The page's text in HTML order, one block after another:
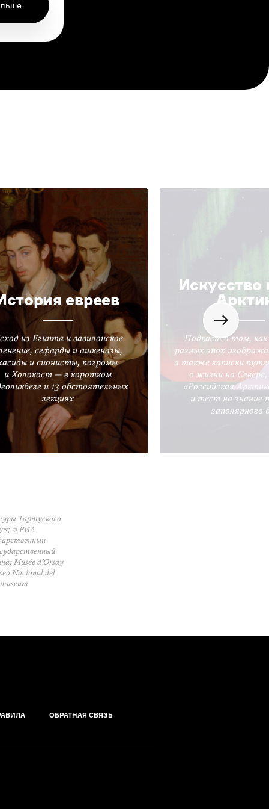
евреев
из Египта и вавилонское
сефарды и ашкеназы,
и сионисты, погромы
и Холокост — в коротком
и 13 обстоятельных
лекциях
Искусство
Подкаст о том,
разных эпох
а также записки
о жизни на
«Российская
и тест на знание
заполярного
Тартуского
© РИА
Musée d’Orsay
Nacional del
ОБРАТНАЯ СВЯЗЬ